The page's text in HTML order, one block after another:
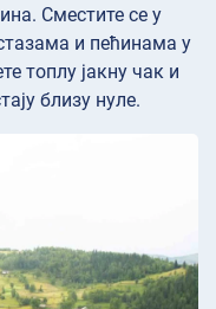
Сместите се у
и пећинама у
топлу јакну чак и
близу нуле.